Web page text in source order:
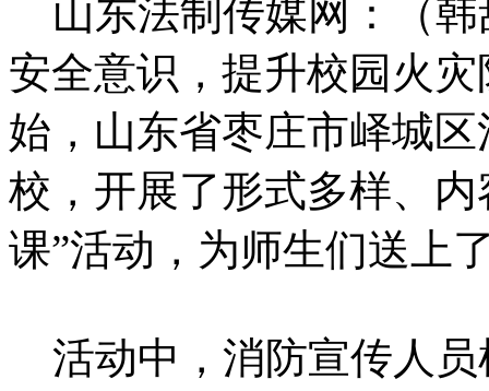
山东法制传媒网：（韩
安全意识，提升校园火
始，山东省枣庄市峄城
校，开展了形式多样、
课”活动，为师生们送上
活动中，消防宣传人员